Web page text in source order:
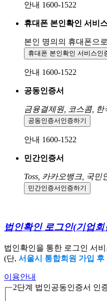
안내 1600-1522
휴대폰 본인확인 서비
본인 명의의 휴대폰으로
휴대폰 본인확인 서비스인
안내 1600-1522
공동인증서
금융결제원, 코스콤,
공동인증서 인증하기
안내 1600-1522
민간인증서
Toss, 카카오뱅크, 국
민간인증서 인증하기
법인확인 로그인(기업회
법인확인을 통한 로그인 서
(단, 서울시 통합회원 가입 후
이용안내
2단계 법인공동인증서 인